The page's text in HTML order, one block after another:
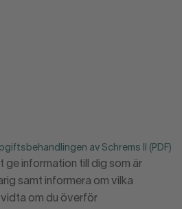
av Schrems II (PDF)
ge information till dig som är
samt informera om vilka
om du överför